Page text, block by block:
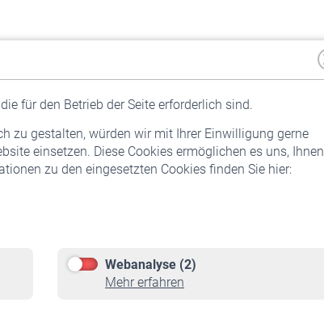
für den Betrieb der Seite erforderlich sind.
zu gestalten, würden wir mit Ihrer Einwilligung gerne
einsetzen. Diese Cookies ermöglichen es uns, Ihnen
zu den eingesetzten Cookies finden Sie hier:
Webanalyse (2)
Mehr erfahren
Rente beantragen
Rentenauszahlung